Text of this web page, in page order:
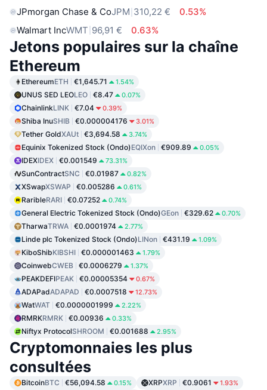
JPmorgan Chase & CoJPM 310,22 €
0.53%
Walmart IncWMT 96,91 € 0.63%
Jetons populaires sur la chaîne
Ethereum
EthereumETH €1,645.71 1.54%
UNUS SED LEOLEO €8.47 0.07%
ChainlinkLINK €7.04 0.39%
Shiba InuSHIB €0.000004176 3.01%
Tether GoldXAUt €3,694.58 3.74%
Equinix Tokenized Stock (Ondo)EQIXon €909.89 0.05%
IDEXIDEX €0.001549 73.31%
SunContractSNC €0.01987 0.82%
XSwapXSWAP €0.005286 0.61%
RaribleRARI €0.07252 0.74%
General Electric Tokenized Stock (Ondo)GEon €329.62 0.70%
TharwaTRWA €0.0001974 2.77%
Linde plc Tokenized Stock (Ondo)LINon €431.19 1.09%
KiboShibKIBSHI €0.000001463 1.79%
CoinwebCWEB €0.0006279 1.37%
PEAKDEFIPEAK €0.00005354 0.67%
ADAPadADAPAD €0.0007518 12.73%
WatWAT €0.0000001999 2.22%
RMRKRMRK €0.00936 0.33%
Niftyx ProtocolSHROOM €0.001688 2.95%
Cryptomonnaies les plus
consultées
BitcoinBTC €56,094.58 0.15% XRPXRP €0.9061 1.93%